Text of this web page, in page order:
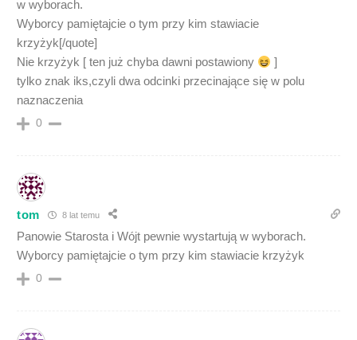
w wyborach.
Wyborcy pamiętajcie o tym przy kim stawiacie
krzyżyk[/quote]
Nie krzyżyk [ ten już chyba dawni postawiony
]
tylko znak iks,czyli dwa odcinki przecinające się w polu
naznaczenia
0
tom 8 lat temu
Panowie Starosta i Wójt pewnie wystartują w wyborach.
Wyborcy pamiętajcie o tym przy kim stawiacie krzyżyk
0